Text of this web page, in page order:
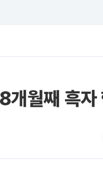
월째 흑자